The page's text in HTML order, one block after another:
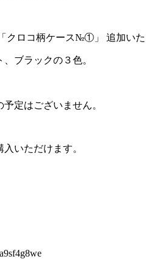
クロコ柄ケース№①」 追加いた
ブラックの３色。
定はございません。
いただけます。